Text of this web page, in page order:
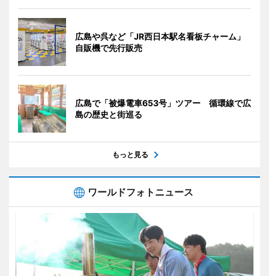
広島や呉など「JR西日本駅名看板チャーム」
自販機で先行販売
広島で「被爆電車653号」ツアー 循環線で広
島の歴史と街巡る
もっと見る
ワールドフォトニュース